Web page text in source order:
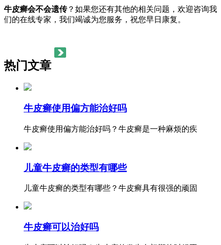
牛皮癣会不会遗传？如果您还有其他的相关问题，欢迎咨询我
们的在线专家，我们竭诚为您服务，祝您早日康复。
热门文章
牛皮癣使用偏方能治好吗
牛皮癣使用偏方能治好吗？牛皮癣是一种麻烦的疾
儿童牛皮癣的类型有哪些
儿童牛皮癣的类型有哪些？牛皮癣具有很强的顽固
牛皮癣可以治好吗